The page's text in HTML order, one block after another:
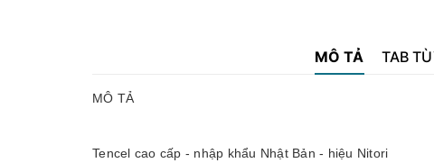
MÔ TẢ TAB
MÔ TẢ
Tencel cao cấp - nhập khẩu Nhật Bản - hiệu Nitori